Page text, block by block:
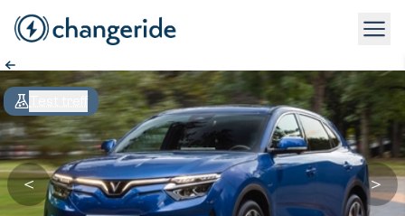
＜ ＞